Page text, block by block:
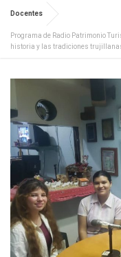
Docentes
Programa de Radio Patrimonio
historia y las tradiciones